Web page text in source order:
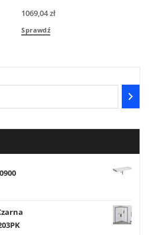
1069,04zł
Sprawdź